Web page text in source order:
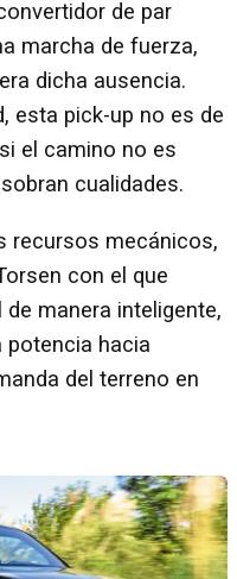
de par
marcha de fuerza,
dicha ausencia.
esta pick-up no es de
el camino no es
cualidades.
recursos mecánicos,
con el que
manera inteligente,
potencia hacia
del terreno en